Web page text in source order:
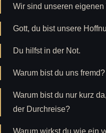
Wir sind unseren
Gott, du bist unsere
Du hilfst in der Not.
Warum bist du uns fremd?
Warum bist du nur kurz
der Durchreise?